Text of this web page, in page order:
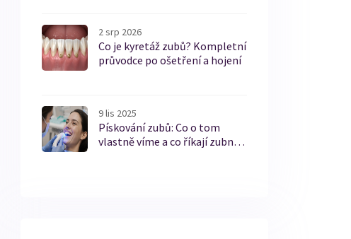
2 srp 2026
Co je kyretáž zubů? Kompletní
průvodce po ošetření a hojení
9 lis 2025
Pískování zubů: Co o tom
vlastně víme a co říkají zubní